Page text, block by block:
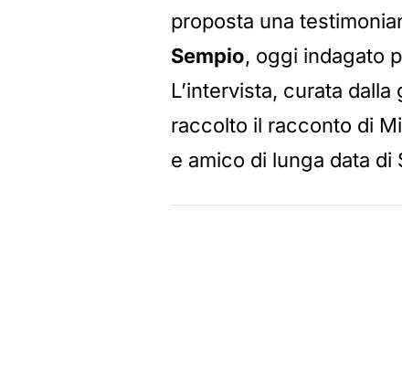
proposta una
Sempio, oggi indagato
L’intervista, curata
raccolto il racconto di
e amico di lunga data di